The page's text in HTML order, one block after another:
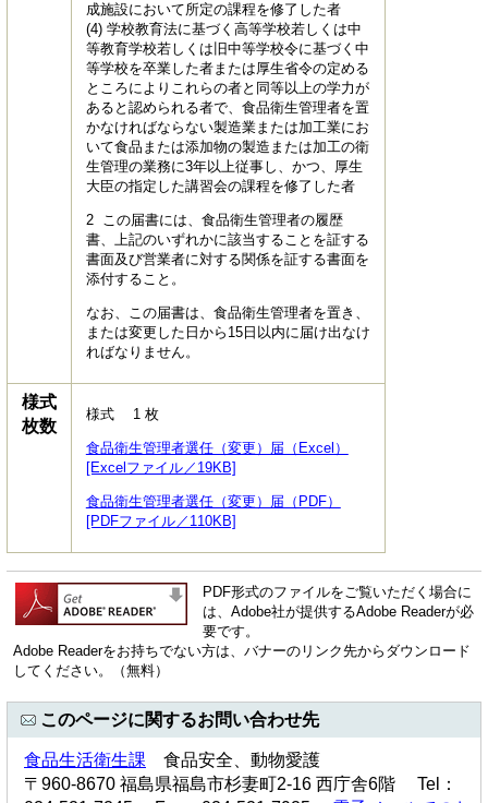
成施設において所定の課程を修了した者
(4) 学校教育法に基づく高等学校若しくは中
等教育学校若しくは旧中等学校令に基づく中
等学校を卒業した者または厚生省令の定める
ところによりこれらの者と同等以上の学力が
あると認められる者で、食品衛生管理者を置
かなければならない製造業または加工業にお
いて食品または添加物の製造または加工の衛
生管理の業務に3年以上従事し、かつ、厚生
大臣の指定した講習会の課程を修了した者
2 この届書には、食品衛生管理者の履歴
書、上記のいずれかに該当することを証する
書面及び営業者に対する関係を証する書面を
添付すること。
なお、この届書は、食品衛生管理者を置き、
または変更した日から15日以内に届け出なけ
ればなりません。
様式
枚数
様式 1 枚
食品衛生管理者選任（変更）届（Excel）
[Excelファイル／19KB]
食品衛生管理者選任（変更）届（PDF）
[PDFファイル／110KB]
PDF形式のファイルをご覧いただく場合に
は、Adobe社が提供するAdobe Readerが必
要です。
Adobe Readerをお持ちでない方は、バナーのリンク先からダウンロード
してください。（無料）
このページに関するお問い合わせ先
食品生活衛生課 食品安全、動物愛護
〒960-8670 福島県福島市杉妻町2-16 西庁舎6階 Tel：